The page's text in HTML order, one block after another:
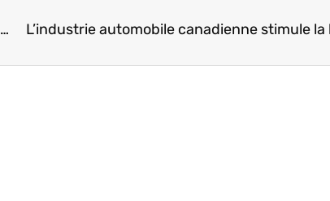
Les Voyageurs Entièrement Vaccinés Contre Le Covid-19 Pourront Bientôt Entrer Au Canada L’industrie automobile canadienne stimule